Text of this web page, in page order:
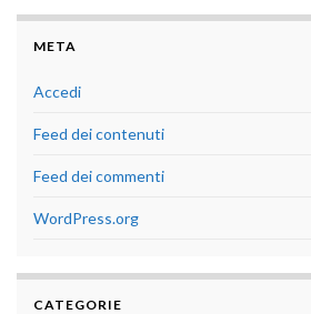
META
Accedi
Feed dei contenuti
Feed dei commenti
WordPress.org
CATEGORIE